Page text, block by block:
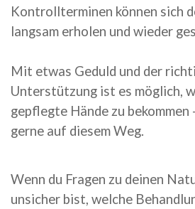
Kontrollterminen können sich
langsam erholen und wieder
Mit etwas Geduld und der
Unterstützung ist es möglich,
gepflegte Hände zu bekommen
gerne auf diesem Weg.
Wenn du Fragen zu deinen
unsicher bist, welche